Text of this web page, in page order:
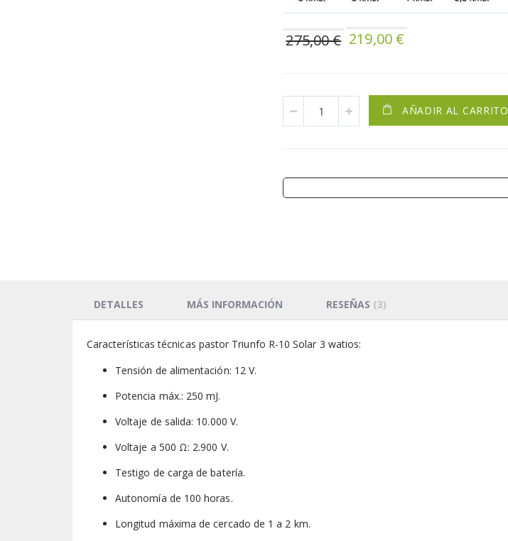
275,00 €
Precio
especial
219,00 €
AÑADIR AL CARRITO
DETALLES
Características técnicas pastor Triunfo R-10 Solar 3 watios:
Tensión de alimentación: 12 V.
Potencia máx.: 250 mJ.
Voltaje de salida: 10.000 V.
Voltaje a 500 Ω: 2.900 V.
Testigo de carga de batería.
Autonomía de 100 horas.
Longitud máxima de cercado de 1 a 2 km.
MÁS INFORMACIÓN RESEÑAS 3